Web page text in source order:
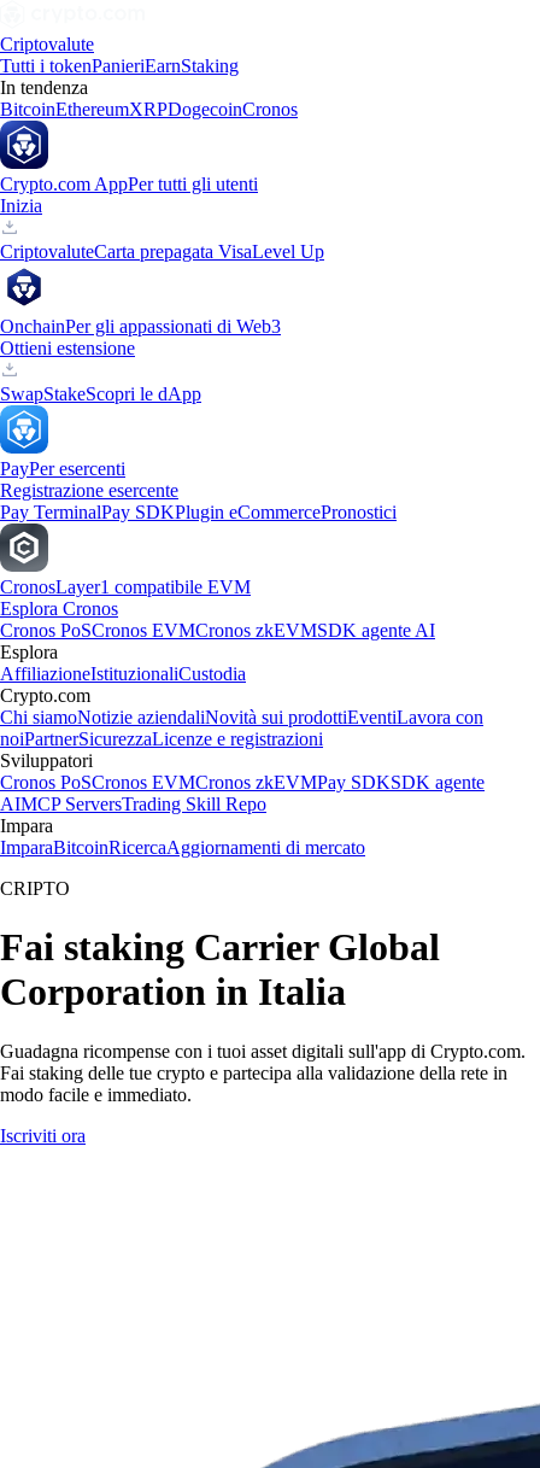
Criptovalute
Tutti i tokenPanieriEarnStaking
In tendenza
BitcoinEthereumXRPDogecoinCronos
Crypto.com AppPer tutti gli utenti
Inizia
CriptovaluteCarta prepagata VisaLevel Up
OnchainPer gli appassionati di Web3
Ottieni estensione
SwapStakeScopri le dApp
PayPer esercenti
Registrazione esercente
Pay TerminalPay SDKPlugin eCommercePronostici
CronosLayer1 compatibile EVM
Esplora Cronos
Cronos PoSCronos EVMCronos zkEVMSDK agente AI
Esplora
AffiliazioneIstituzionaliCustodia
Crypto.com
Chi siamoNotizie aziendaliNovità sui prodottiEventiLavora con
noiPartnerSicurezzaLicenze e registrazioni
Sviluppatori
Cronos PoSCronos EVMCronos zkEVMPay SDKSDK agente
AIMCP ServersTrading Skill Repo
Impara
ImparaBitcoinRicercaAggiornamenti di mercato
CRIPTO
Fai staking Carrier Global
Corporation in Italia
Guadagna ricompense con i tuoi asset digitali sull'app di Crypto.com.
Fai staking delle tue crypto e partecipa alla validazione della rete in
modo facile e immediato.
Iscriviti ora